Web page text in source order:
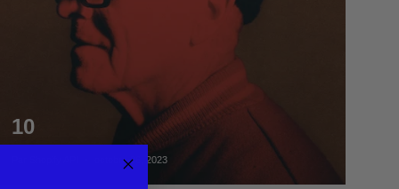
10
octobre 26, 2023